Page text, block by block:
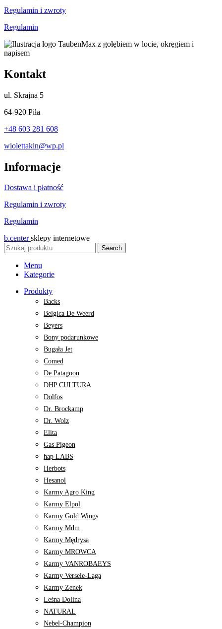
Regulamin i zwroty
Regulamin
Kontakt
ul. Skrajna 5
64-920 Piła
+48 603 281 608
wiolettakin@wp.pl
Informacje
Dostawa i płatność
Regulamin i zwroty
Regulamin
b.centersklepy internetowe
Search
Menu
Kategorie
Produkty
Backs
Belgica De Weerd
Beyers
Bony podarunkowe
Bugała Jet
Comed
De Patagoon
DHP CULTURA
Dolfos
Dr. Brockamp
Dr. Wolz
Elita
Gas Pigeon
hap LABS
Herbots
Hesanol
Karmy Agro King
Karmy Elpol
Karmy Gold Wings
Karmy Mdm
Karmy Mędrysa
Karmy MROWCA
Karmy VANROBAEYS
Karmy Versele-Laga
Karmy Zenek
Leśna Dolina
NATURAL
Nebel-Champion